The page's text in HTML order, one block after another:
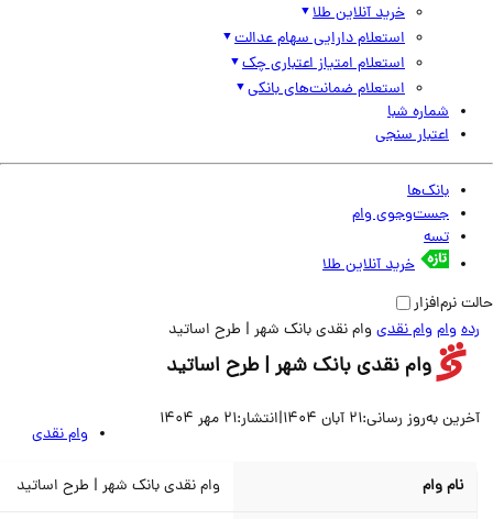
خرید آنلاین طلا
استعلام دارایی سهام عدالت
استعلام امتیاز اعتباری چک
استعلام ضمانت‌های بانکی
شماره شبا
اعتبار سنجی
بانک‌ها
جست‌وجوی وام
تسه
خرید آنلاین طلا
وام وام نقدیوام نقدی بانک شهر | طرح اساتید
وام نقدی بانک شهر | طرح اساتید
به‌روز رسانی:21 آبان 1404 |انتشار:21 مهر 1404
وام نقدی
نام وام وام نقدی بانک شهر | طرح اساتید